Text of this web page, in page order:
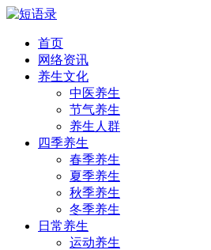
首页
网络资讯
养生文化
中医养生
节气养生
养生人群
四季养生
春季养生
夏季养生
秋季养生
冬季养生
日常养生
运动养生